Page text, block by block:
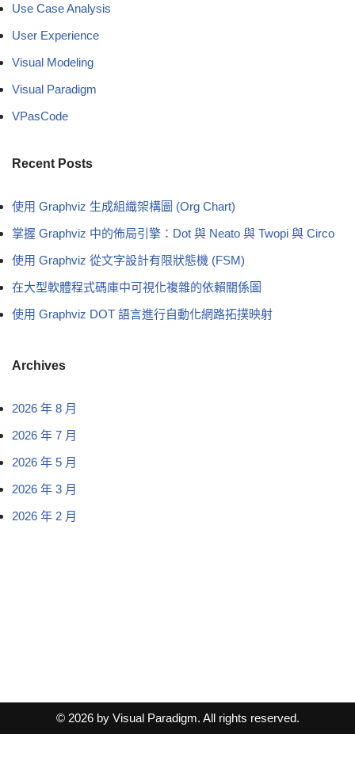
Use Case Analysis
User Experience
Visual Modeling
Visual Paradigm
VPasCode
Recent Posts
使用 Graphviz 生成組織架構圖 (Org Chart)
掌握 Graphviz 中的佈局引擎：Dot 與 Neato 與 Twopi 與 Circo
使用 Graphviz 從文字設計有限狀態機 (FSM)
在大型軟體程式碼庫中可視化複雜的依賴關係圖
使用 Graphviz DOT 語言進行自動化網路拓撲映射
Archives
2026 年 8 月
2026 年 7 月
2026 年 5 月
2026 年 3 月
2026 年 2 月
© 2026 by Visual Paradigm. All rights reserved.